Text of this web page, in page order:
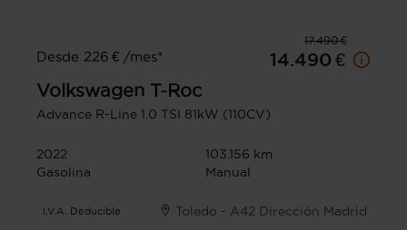
17.490 €
Desde 226 € /mes*
14.490 €
Volkswagen T-Roc
Advance R-Line 1.0 TSI 81kW (110CV)
2022
103.156 km
Gasolina
Manual
I.V.A. Deducible Toledo - A42 Dirección Madrid